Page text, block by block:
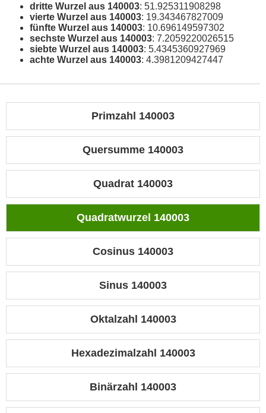
dritte Wurzel aus 140003: 51.925311908298
vierte Wurzel aus 140003: 19.343467827009
fünfte Wurzel aus 140003: 10.696149597302
sechste Wurzel aus 140003: 7.2059220026515
siebte Wurzel aus 140003: 5.4345360927969
achte Wurzel aus 140003: 4.3981209427447
Primzahl 140003
Quersumme 140003
Quadrat 140003
Quadratwurzel 140003
Cosinus 140003
Sinus 140003
Oktalzahl 140003
Hexadezimalzahl 140003
Binärzahl 140003